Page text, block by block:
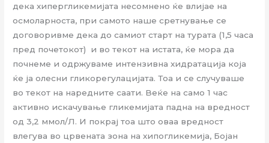
дека хипергликемијата несомнено ќе влијае на
осмоларноста, при самото наше сретнување се
договоривме дека до самиот старт на турата (1,5 часа
пред почетокот) и во текот на истата, ќе мора да
почнеме и одржуваме интензивна хидратација која
ќе ја олесни гликорегулацијата. Тоа и се случуваше
во текот на наредните саати. Веќе на само 1 час
активно искачување гликемијата падна на вредност
од 3,2 ммол/Л. И покрај тоа што оваа вредност
влегува во црвената зона на хипогликемија, Бојан